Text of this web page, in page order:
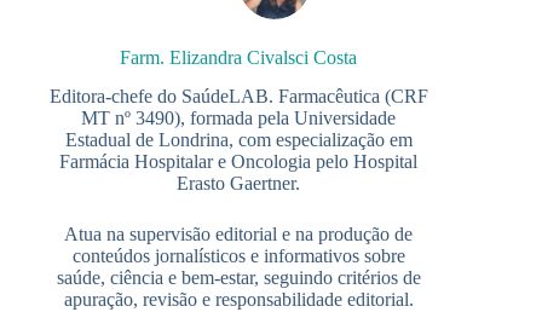
Farm. Elizandra Civalsci Costa
Editora-chefe do SaúdeLAB. Farmacêutica (CRF
MT nº 3490), formada pela Universidade
Estadual de Londrina, com especialização em
Farmácia Hospitalar e Oncologia pelo Hospital
Erasto Gaertner.
Atua na supervisão editorial e na produção de
conteúdos jornalísticos e informativos sobre
saúde, ciência e bem-estar, seguindo critérios de
apuração, revisão e responsabilidade editorial.